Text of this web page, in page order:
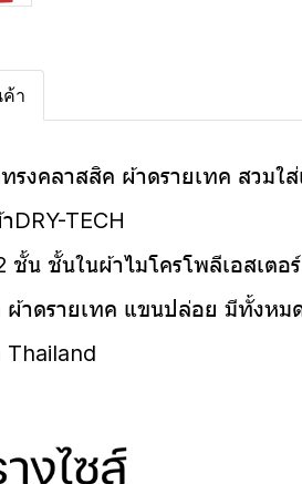
ค้า
รงคลาสสิค ผ้าดรายเทค สวม
DRY-TECH
น ชั้นในผ้าไมโครโพลีเอสเตอ
ผ้าดรายเทค แขนปล่อย มีทั้งหม
Thailand